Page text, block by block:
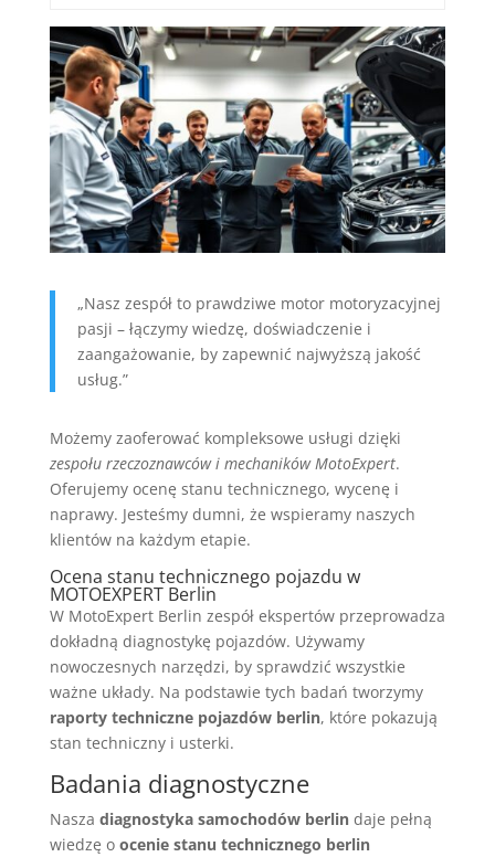
„Nasz zespół to prawdziwe motor motoryzacyjnej
pasji – łączymy wiedzę, doświadczenie i
zaangażowanie, by zapewnić najwyższą jakość
usług.”
Możemy zaoferować kompleksowe usługi dzięki
zespołu rzeczoznawców i mechaników MotoExpert.
Oferujemy ocenę stanu technicznego, wycenę i
naprawy. Jesteśmy dumni, że wspieramy naszych
klientów na każdym etapie.
Ocena stanu technicznego pojazdu w
MOTOEXPERT Berlin
W MotoExpert Berlin zespół ekspertów przeprowadza
dokładną diagnostykę pojazdów. Używamy
nowoczesnych narzędzi, by sprawdzić wszystkie
ważne układy. Na podstawie tych badań tworzymy
raporty techniczne pojazdów berlin, które pokazują
stan techniczny i usterki.
Badania diagnostyczne
Nasza diagnostyka samochodów berlindaje pełną
wiedzę o ocenie stanu technicznego berlin